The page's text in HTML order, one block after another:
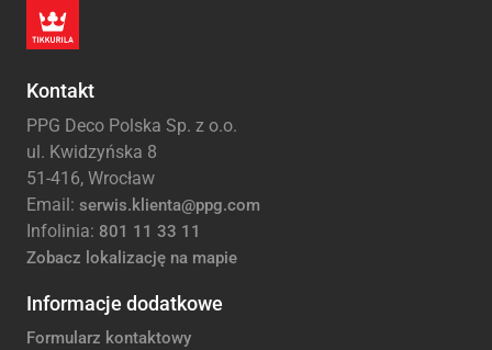
Kontakt
PPG Deco Polska Sp. z o.o.
ul. Kwidzyńska 8
51-416, Wrocław
Email: serwis.klienta@ppg.com
Infolinia: 801 11 33 11
Zobacz lokalizację na mapie
Informacje dodatkowe
Formularz kontaktowy